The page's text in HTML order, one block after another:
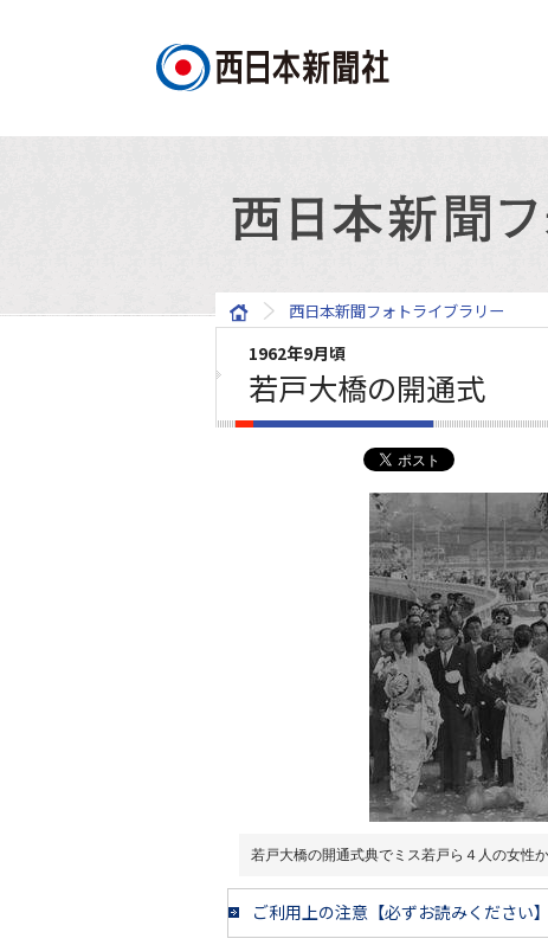
西日本新聞フォトライブラリー
1962年9月頃
若戸大橋の開通式
若戸大橋の開通式典でミス若戸ら４人の女性
ご利用上の注意【必ずお読みください】